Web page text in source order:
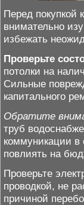
Перед покупкой
внимательно
избежать
Проверьте
потолки на
Сильные
капитального
Обратите
труб
коммуникации
повлиять на
Проверьте
проводкой, не
причиной